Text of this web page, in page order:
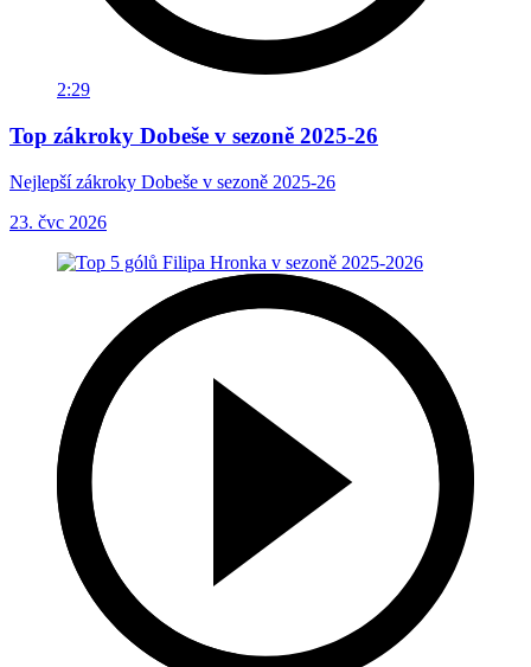
2:29
Top zákroky Dobeše v sezoně 2025-26
Nejlepší zákroky Dobeše v sezoně 2025-26
23. čvc 2026